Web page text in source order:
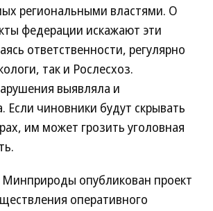
региональными властями. О
федерации искажают эти
ответственности, регулярно
так и Рослесхоз.
выявляла и
Если чиновники будут скрывать
им может грозить уголовная
Минприроды опубликован проект
оперативного